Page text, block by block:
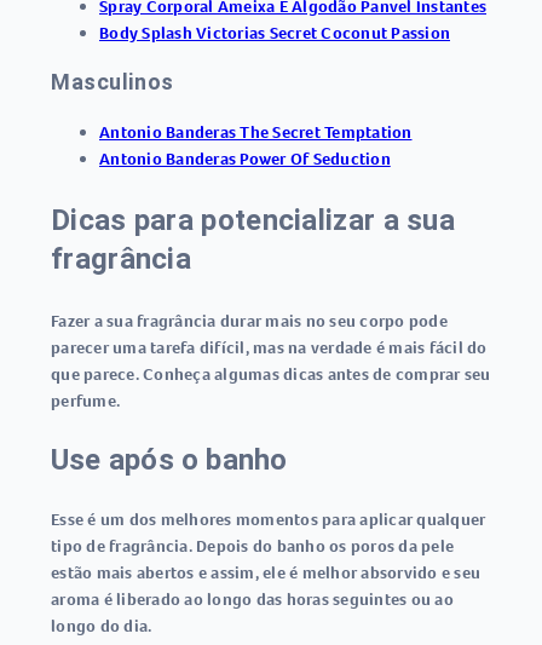
Spray Corporal Ameixa E Algodão Panvel Instantes
Body Splash Victorias Secret Coconut Passion
Masculinos
Antonio Banderas The Secret Temptation
Antonio Banderas Power Of Seduction
Dicas para potencializar a sua
fragrância
Fazer a sua fragrância durar mais no seu corpo pode
parecer uma tarefa difícil, mas na verdade é mais fácil do
que parece. Conheça algumas dicas antes de comprar seu
perfume.
Use após o banho
Esse é um dos melhores momentos para aplicar qualquer
tipo de fragrância. Depois do banho os poros da pele
estão mais abertos e assim, ele é melhor absorvido e seu
aroma é liberado ao longo das horas seguintes ou ao
longo do dia.